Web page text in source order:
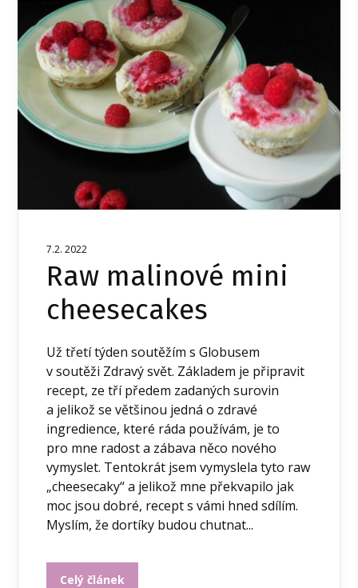
7.2. 2022
Raw malinové mini
cheesecakes
Už třetí týden soutěžím s Globusem
v soutěži Zdravý svět. Základem je připravit
recept, ze tří předem zadaných surovin
a jelikož se většinou jedná o zdravé
ingredience, které ráda používám, je to
pro mne radost a zábava něco nového
vymyslet. Tentokrát jsem vymyslela tyto raw
„cheesecaky“ a jelikož mne překvapilo jak
moc jsou dobré, recept s vámi hned sdílím.
Myslím, že dortíky budou chutnat...
Celý článek